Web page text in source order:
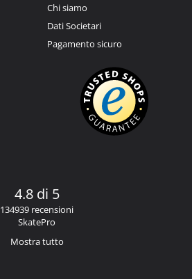
Chi siamo
Dati Societari
Pagamento sicuro
4.8 di 5
134939 recensioni
SkatePro
Mostra tutto